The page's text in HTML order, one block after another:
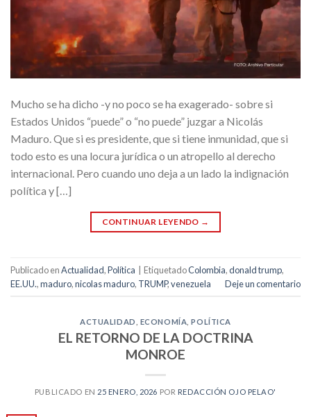
Mucho se ha dicho -y no poco se ha exagerado- sobre si
Estados Unidos “puede” o “no puede” juzgar a Nicolás
Maduro. Que si es presidente, que si tiene inmunidad, que si
todo esto es una locura jurídica o un atropello al derecho
internacional. Pero cuando uno deja a un lado la indignación
política y […]
CONTINUAR LEYENDO →
Publicado enActualidad,Política EtiquetadoColombia,donald trump,
EE.UU.,maduro,nicolas maduro, TRUMP,venezuela Deje un comentario
ACTUALIDAD ECONOMÍA ,POLÍTICA
EL RETORNO DE LA DOCTRINA
MONROE
PUBLICADO EN 25 ENERO, 2026 POR REDACCIÓN OJO PELAO'